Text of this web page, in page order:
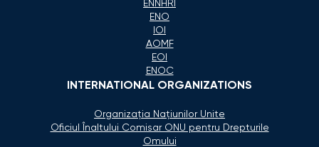
ENNHRI
ENO
IOI
AOMF
EOI
ENOC
INTERNATIONAL ORGANIZATIONS
Organizaţia Naţiunilor Unite
Oficiul Înaltului Comisar ONU pentru Drepturile
Omului